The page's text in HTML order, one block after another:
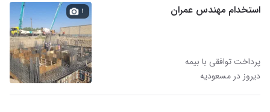
استخدام مهندس عمران
پرداخت توافقی با بیمه
دیروز در مسعودیه
۱